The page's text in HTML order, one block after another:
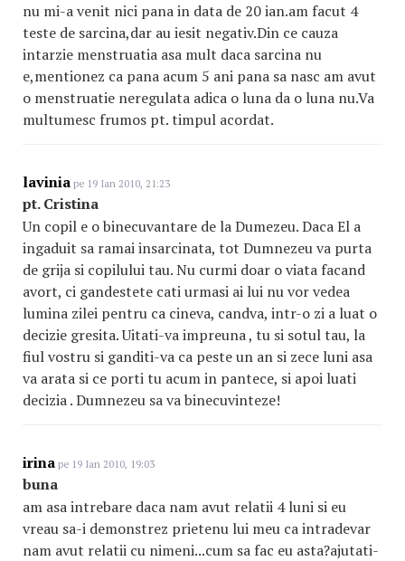
nu mi-a venit nici pana in data de 20 ian.am facut 4
teste de sarcina,dar au iesit negativ.Din ce cauza
intarzie menstruatia asa mult daca sarcina nu
e,mentionez ca pana acum 5 ani pana sa nasc am avut
o menstruatie neregulata adica o luna da o luna nu.Va
multumesc frumos pt. timpul acordat.
lavinia pe 19 Ian 2010, 21:23
pt. Cristina
Un copil e o binecuvantare de la Dumezeu. Daca El a
ingaduit sa ramai insarcinata, tot Dumnezeu va purta
de grija si copilului tau. Nu curmi doar o viata facand
avort, ci gandestete cati urmasi ai lui nu vor vedea
lumina zilei pentru ca cineva, candva, intr-o zi a luat o
decizie gresita. Uitati-va impreuna , tu si sotul tau, la
fiul vostru si ganditi-va ca peste un an si zece luni asa
va arata si ce porti tu acum in pantece, si apoi luati
decizia . Dumnezeu sa va binecuvinteze!
irina pe 19 Ian 2010, 19:03
buna
am asa intrebare daca nam avut relatii 4 luni si eu
vreau sa-i demonstrez prietenu lui meu ca intradevar
nam avut relatii cu nimeni...cum sa fac eu asta?ajutati-